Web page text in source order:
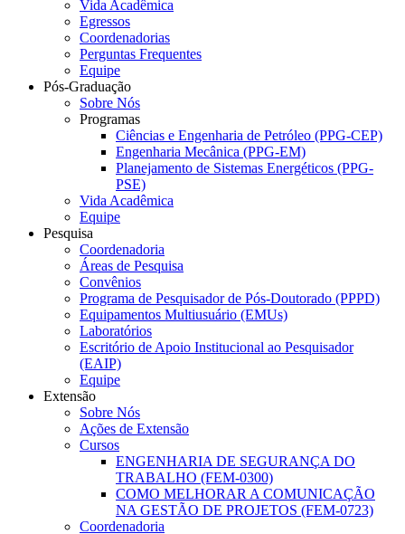
Vida Acadêmica
Egressos
Coordenadorias
Perguntas Frequentes
Equipe
Pós-Graduação
Sobre Nós
Programas
Ciências e Engenharia de Petróleo (PPG-CEP)
Engenharia Mecânica (PPG-EM)
Planejamento de Sistemas Energéticos (PPG-
PSE)
Vida Acadêmica
Equipe
Pesquisa
Coordenadoria
Áreas de Pesquisa
Convênios
Programa de Pesquisador de Pós-Doutorado (PPPD)
Equipamentos Multiusuário (EMUs)
Laboratórios
Escritório de Apoio Institucional ao Pesquisador
(EAIP)
Equipe
Extensão
Sobre Nós
Ações de Extensão
Cursos
ENGENHARIA DE SEGURANÇA DO
TRABALHO (FEM-0300)
COMO MELHORAR A COMUNICAÇÃO
NA GESTÃO DE PROJETOS (FEM-0723)
Coordenadoria